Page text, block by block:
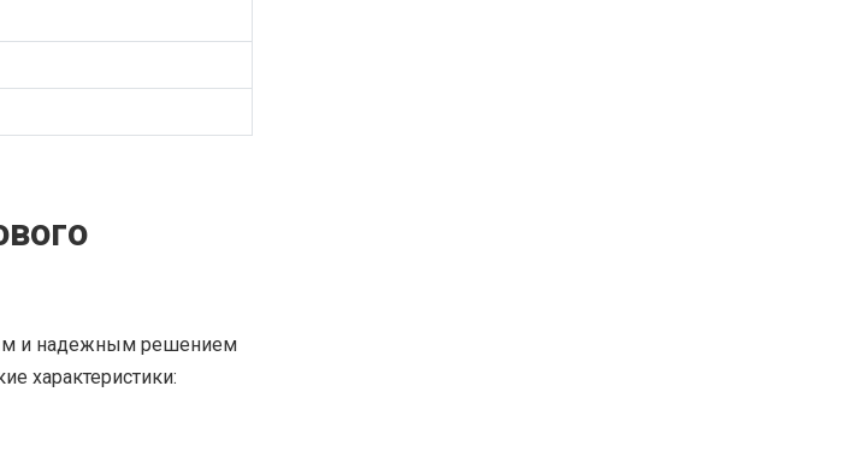
и надежным решением
характеристики: